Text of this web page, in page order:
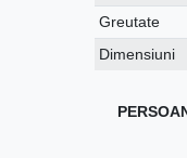
Greutate
Dimensiuni